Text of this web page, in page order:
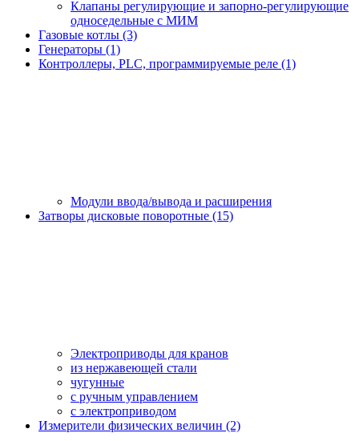
Клапаны регулирующие и запорно-регулирующие
односедельные с МИМ
Газовые котлы (3)
Генераторы (1)
Контроллеры, PLС, программируемые реле (1)
Модули ввода/вывода и расширения
Затворы дисковые поворотные (15)
Электроприводы для кранов
из нержавеющей стали
чугунные
с ручным управлением
c электроприводом
Измерители физических величин (2)